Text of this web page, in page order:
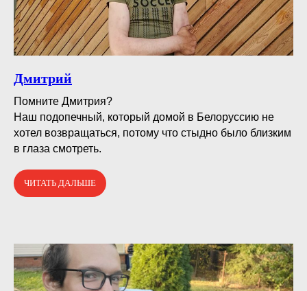
Дмитрий
Помните Дмитрия?⠀
Наш подопечный, который домой в Белоруссию не
хотел возвращаться, потому что стыдно было близким
в глаза смотреть.
ЧИТАТЬ ДАЛЬШЕ